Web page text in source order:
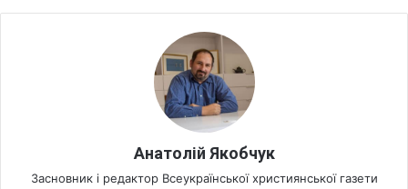
Анатолій Якобчук
Засновник і редактор Всеукраїнської християнської газети